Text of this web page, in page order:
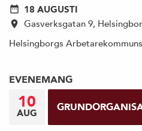
18 AUGUSTI
Gasverksgatan 9,
Helsingborgs
EVENEMANG
10
AUG